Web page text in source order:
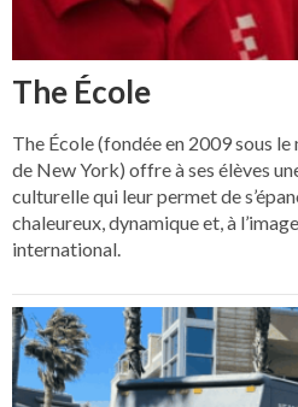
The École
The École (fondée en 2009 sous
de New York) offre à ses élèves
culturelle qui leur permet de
chaleureux, dynamique et, à
international.